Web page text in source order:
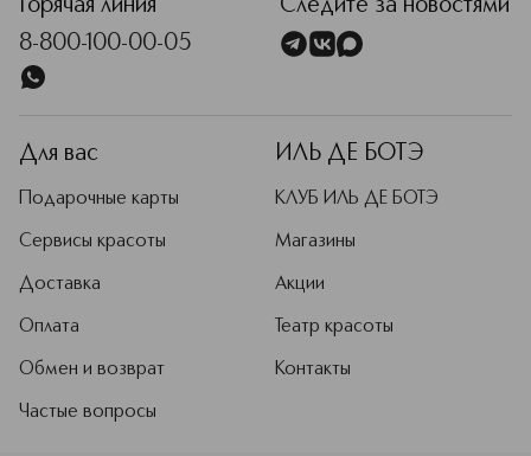
Горячая линия
8-800-100-00-05
Следите за новостями
Для вас
Подарочные карты
Сервисы красоты
Доставка
Оплата
Обмен и возврат
Частые вопросы
ИЛЬ ДЕ БОТЭ
КЛУБ ИЛЬ ДЕ БОТЭ
Магазины
Акции
Театр красоты
Контакты